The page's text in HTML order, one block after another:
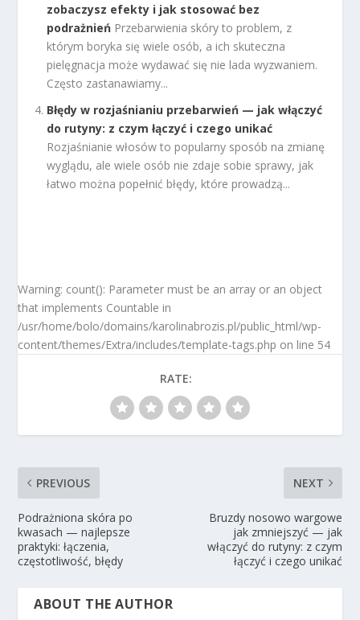
zobaczysz efekty i jak stosować bez
podrażnień Przebarwienia skóry to problem, z
którym boryka się wiele osób, a ich skuteczna
pielęgnacja może wydawać się nie lada wyzwaniem.
Często zastanawiamy...
Błędy w rozjaśnianiu przebarwień — jak włączyć
do rutyny: z czym łączyć i czego unikać
Rozjaśnianie włosów to popularny sposób na zmianę
wyglądu, ale wiele osób nie zdaje sobie sprawy, jak
łatwo można popełnić błędy, które prowadzą...
Warning: count(): Parameter must be an array or an object
that implements Countable in
/usr/home/bolo/domains/karolinabrozis.pl/public_html/wp-
content/themes/Extra/includes/template-tags.php on line 54
RATE:
PREVIOUS
Podrażniona skóra po
kwasach — najlepsze
praktyki: łączenia,
częstotliwość, błędy
NEXT
Bruzdy nosowo wargowe
jak zmniejszyć — jak
włączyć do rutyny: z czym
łączyć i czego unikać
ABOUT THE AUTHOR